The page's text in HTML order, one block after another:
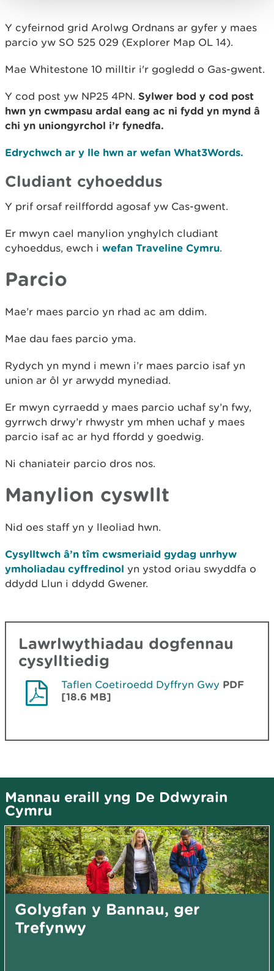
Y cyfeirnod grid Arolwg Ordnans ar gyfer y maes
parcio yw SO 525 029 (Explorer Map OL 14).
Mae Whitestone 10 milltir i'r gogledd o Gas-gwent.
Y cod post yw NP25 4PN. Sylwer bod y cod post
hwn yn cwmpasu ardal eang ac ni fydd yn mynd â
chi yn uniongyrchol i’r fynedfa.
Edrychwch ar y lle hwn ar wefan What3Words.
Cludiant cyhoeddus
Y prif orsaf reilffordd agosaf yw Cas-gwent.
Er mwyn cael manylion ynghylch cludiant
cyhoeddus, ewch i wefan Traveline Cymru.
Parcio
Mae’r maes parcio yn rhad ac am ddim.
Mae dau faes parcio yma.
Rydych yn mynd i mewn i’r maes parcio isaf yn
union ar ôl yr arwydd mynediad.
Er mwyn cyrraedd y maes parcio uchaf sy’n fwy,
gyrrwch drwy’r rhwystr ym mhen uchaf y maes
parcio isaf ac ar hyd ffordd y goedwig.
Ni chaniateir parcio dros nos.
Manylion cyswllt
Nid oes staff yn y lleoliad hwn.
Cysylltwch â’n tîm cwsmeriaid gydag unrhyw
ymholiadau cyffredinol yn ystod oriau swyddfa o
ddydd Llun i ddydd Gwener.
Lawrlwythiadau dogfennau
cysylltiedig
Taflen Coetiroedd Dyffryn Gwy PDF
[18.6 MB]
Mannau eraill yng De Ddwyrain
Cymru
Golygfan y Bannau, ger
Trefynwy